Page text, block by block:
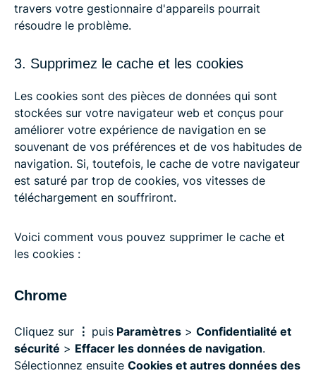
travers votre gestionnaire d'appareils pourrait
résoudre le problème.
3. Supprimez le cache et les cookies
Les cookies sont des pièces de données qui sont
stockées sur votre navigateur web et conçus pour
améliorer votre expérience de navigation en se
souvenant de vos préférences et de vos habitudes de
navigation. Si, toutefois, le cache de votre navigateur
est saturé par trop de cookies, vos vitesses de
téléchargement en souffriront.
Voici comment vous pouvez supprimer le cache et
les cookies :
Chrome
Cliquez sur ⋮ puis Paramètres > Confidentialité et
sécurité > Effacer les données de navigation.
Sélectionnez ensuite Cookies et autres données des